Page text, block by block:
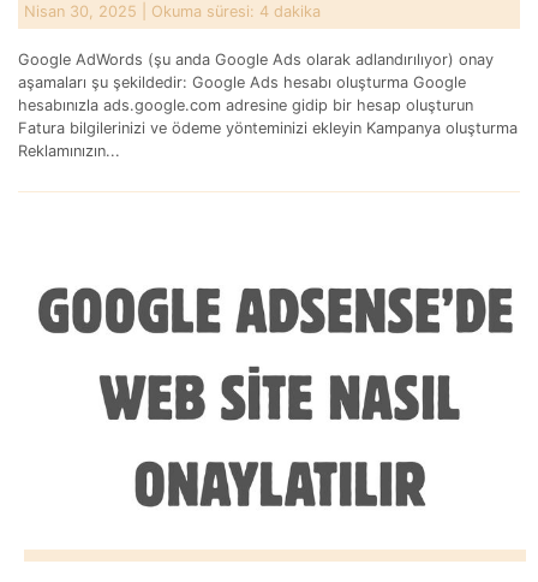
Nisan 30, 2025 | Okuma süresi: 4 dakika
Google AdWords (şu anda Google Ads olarak adlandırılıyor) onay
aşamaları şu şekildedir: Google Ads hesabı oluşturma Google
hesabınızla ads.google.com adresine gidip bir hesap oluşturun
Fatura bilgilerinizi ve ödeme yönteminizi ekleyin Kampanya oluşturma
Reklamınızın...